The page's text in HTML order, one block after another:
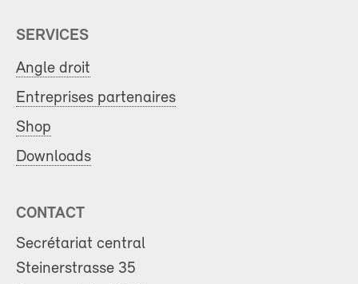
SERVICES
Angle droit
Entreprises partenaires
Shop
Downloads
CONTACT
Secrétariat central
Steinerstrasse 35